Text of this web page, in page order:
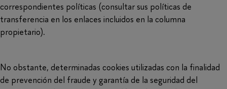
correspondientes políticas (consultar sus políticas de
transferencia en los enlaces incluidos en la columna
propietario).
No obstante, determinadas cookies utilizadas con la finalidad
de prevención del fraude y garantía de la seguridad del